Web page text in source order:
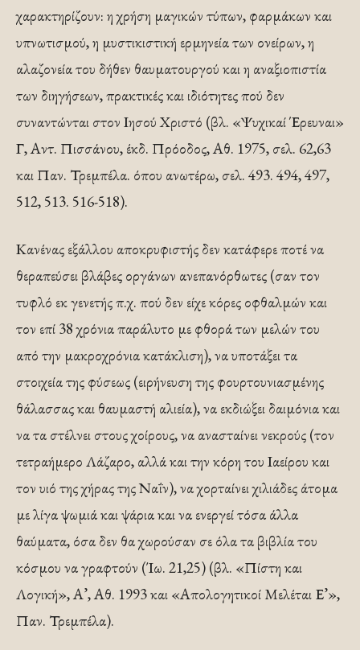
χαρακτηρίζουν: η χρήση μαγικών τύπων, φαρμάκων και
υπνωτισμού, η μυστικιστική ερμηνεία των ονείρων, η
αλαζονεία του δήθεν θαυματουργού και η αναξιοπιστία
των διηγήσεων, πρακτικές και ιδιότητες πού δεν
συναντώνται στον Ιησού Χριστό (βλ. «Ψυχικαί Έρευναι»
Γ, Αντ. Πισσάνου, έκδ. Πρόοδος, Αθ. 1975, σελ. 62,63
και Παν. Τρεμπέλα. όπου ανωτέρω, σελ. 493. 494, 497,
512, 513. 516-518).
Κανένας εξάλλου αποκρυφιστής δεν κατάφερε ποτέ να
θεραπεύσει βλάβες οργάνων ανεπανόρθωτες (σαν τον
τυφλό εκ γενετής π.χ. πού δεν είχε κόρες οφθαλμών και
τον επί 38 χρόνια παράλυτο με φθορά των μελών του
από την μακροχρόνια κατάκλιση), να υποτάξει τα
στοιχεία της φύσεως (ειρήνευση της φουρτουνιασμένης
θάλασσας και θαυμαστή αλιεία), να εκδιώξει δαιμόνια και
να τα στέλνει στους χοίρους, να ανασταίνει νεκρούς (τον
τετραήμερο Λάζαρο, αλλά και την κόρη του Ιαείρου και
τον υιό της χήρας της Ναΐν), να χορταίνει χιλιάδες άτομα
με λίγα ψωμιά και ψάρια και να ενεργεί τόσα άλλα
θαύματα, όσα δεν θα χωρούσαν σε όλα τα βιβλία του
κόσμου να γραφτούν (Ίω. 21,25) (βλ. «Πίστη και
Λογική», Α’, Αθ. 1993 και «Απολογητικοί Μελέται Ε’»,
Παν. Τρεμπέλα).